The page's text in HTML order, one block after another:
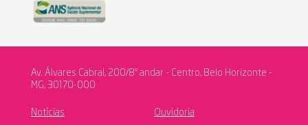
Av. Álvares Cabral, 200/8º andar - Centro, Belo Horizonte -
MG, 30170-000
Notícias Ouvidoria